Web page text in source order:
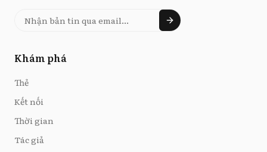
Khám phá
Thẻ
Kết nối
Thời gian
Tác giả